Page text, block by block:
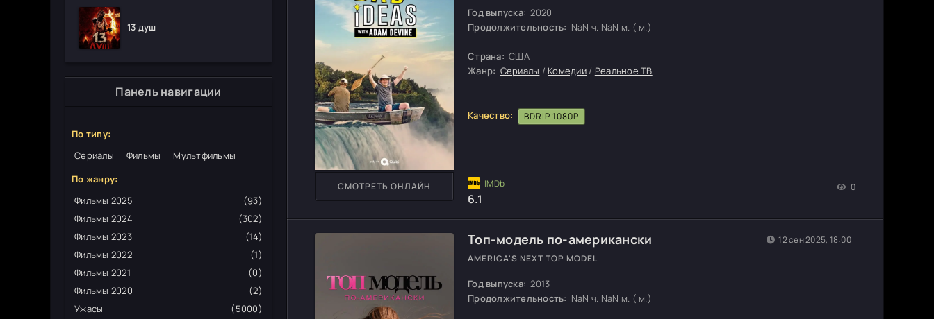
13 душ
Панель навигации
По типу:
Сериалы
Фильмы
Мультфильмы
По жанру:
Фильмы 2025
(93)
Фильмы 2024
(302)
Фильмы 2023
(14)
Фильмы 2022
(1)
Фильмы 2021
(0)
Фильмы 2020
(2)
Ужасы
(5000)
Год выпуска: 2020
Продолжительность: NaN ч. NaN м. ( м.)
Страна: США
Жанр: Сериалы / Комедии / Реальное ТВ
Качество: BDRIP 1080P
СМОТРЕТЬ ОНЛАЙН
6.1
0
Топ-модель по-американски
AMERICA'S NEXT TOP MODEL
Год выпуска: 2013
Продолжительность: NaN ч. NaN м. ( м.)
12 сен 2025, 18:00